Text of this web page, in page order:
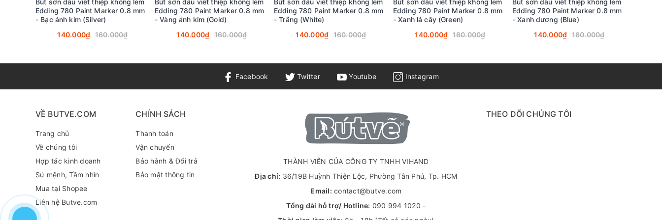
Bút sơn dầu viết thiệp không lem
Edding 780 Paint Marker 0.8 mm
- Bạc ánh kim (Silver)
140.000₫ 160.000₫
Bút sơn dầu viết thiệp không lem
Edding 780 Paint Marker 0.8 mm
- Vàng ánh kim (Gold)
140.000₫ 160.000₫
Bút sơn dầu viết thiệp không lem
Edding 780 Paint Marker 0.8 mm
- Trắng (White)
140.000₫ 160.000₫
Bút sơn dầu viết thiệp không lem
Edding 780 Paint Marker 0.8 mm
- Xanh lá cây (Green)
140.000₫ 160.000₫
Bút sơn dầu viết thiệp không lem
Edding 780 Paint Marker 0.8 mm
- Xanh dương (Blue)
140.000₫ 160.000₫
Facebook Twitter Youtube Instagram
VỀ BUTVE.COM
Trang chủ
Về chúng tôi
Hợp tác kinh doanh
Sứ mệnh, Tầm nhìn
Mua tại Shopee
Liên hệ Butve.com
CHÍNH SÁCH
Thanh toán
Vận chuyển
Bảo hành & Đổi trả
Bảo mật thông tin
THÀNH VIÊN CỦA CÔNG TY TNHH VIHAND
Địa chỉ: 36/19B Huỳnh Thiện Lộc, Phường Tân Phú, Tp. HCM
Email: contact@butve.com
Tổng đài hỗ trợ/ Hotline: 090 994 1020 -
THEO DÕI CHÚNG TÔI